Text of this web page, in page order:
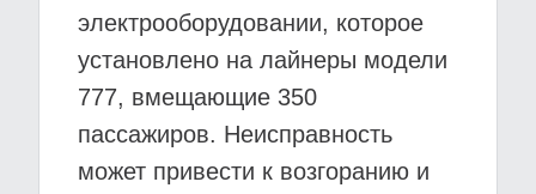
электрооборудовании, которое
установлено на лайнеры модели
777, вмещающие 350
пассажиров. Неисправность
может привести к возгоранию и